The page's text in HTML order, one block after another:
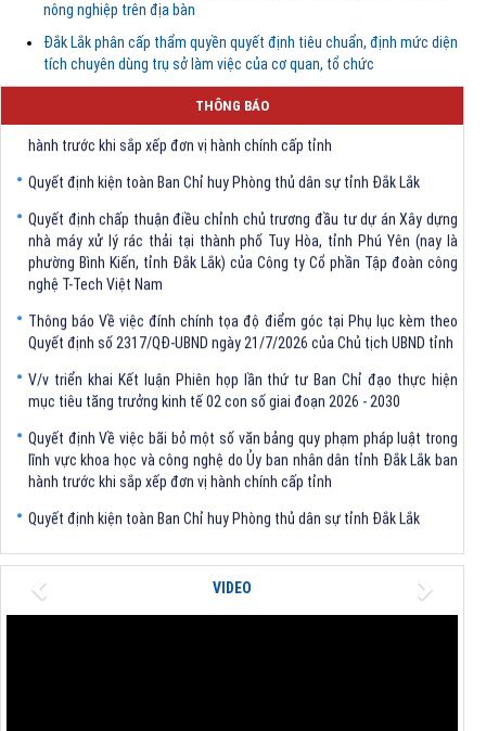
nông nghiệp trên địa bàn
Đắk Lắk phân cấp thẩm quyền quyết định tiêu chuẩn, định mức diện
tích chuyên dùng trụ sở làm việc của cơ quan, tổ chức
THÔNG BÁO
lĩnh vực khoa học và công nghệ do Ủy ban nhân dân tỉnh Đắk Lắk ban
hành trước khi sắp xếp đơn vị hành chính cấp tỉnh
Quyết định kiện toàn Ban Chỉ huy Phòng thủ dân sự tỉnh Đắk Lắk
Quyết định chấp thuận điều chỉnh chủ trương đầu tư dự án Xây dựng
nhà máy xử lý rác thải tại thành phố Tuy Hòa, tỉnh Phú Yên (nay là
phường Bình Kiến, tỉnh Đắk Lắk) của Công ty Cổ phần Tập đoàn công
nghệ T-Tech Việt Nam
Thông báo Về việc đính chính tọa độ điểm góc tại Phụ lục kèm theo
Quyết định số 2317/QĐ-UBND ngày 21/7/2026 của Chủ tịch UBND tỉnh
V/v triển khai Kết luận Phiên họp lần thứ tư Ban Chỉ đạo thực hiện
mục tiêu tăng trưởng kinh tế 02 con số giai đoạn 2026 - 2030
Quyết định Về việc bãi bỏ một số văn bảng quy phạm pháp luật trong
lĩnh vực khoa học và công nghệ do Ủy ban nhân dân tỉnh Đắk Lắk ban
hành trước khi sắp xếp đơn vị hành chính cấp tỉnh
Quyết định kiện toàn Ban Chỉ huy Phòng thủ dân sự tỉnh Đắk Lắk
Quyết định chấp thuận điều chỉnh chủ trương đầu tư dự án Xây dựng
nhà máy xử lý rác thải tại thành phố Tuy Hòa, tỉnh Phú Yên (nay là
nghệ T-Tech Việt Nam
VIDEO
Previous Next